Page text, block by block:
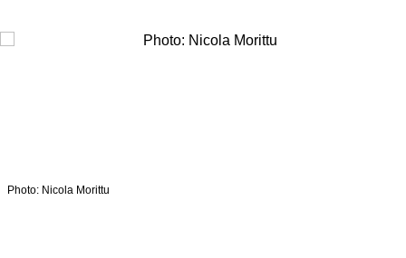
Open a larger version of the following image in a popup:
Photo: Nicola Morittu